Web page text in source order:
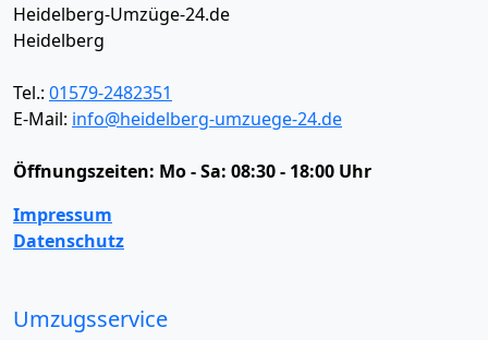
Heidelberg-Umzüge-24.de
Heidelberg
Tel.: 01579-2482351
E-Mail: info@heidelberg-umzuege-24.de
Öffnungszeiten: Mo - Sa: 08:30 - 18:00 Uhr
Impressum
Datenschutz
Umzugsservice